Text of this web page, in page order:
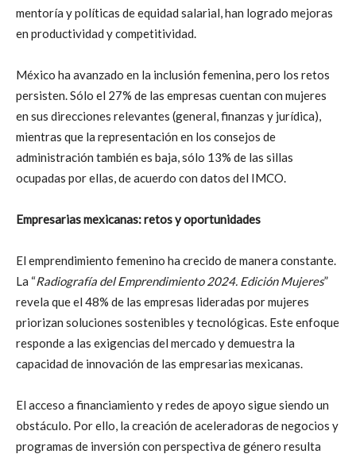
mentoría y políticas de equidad salarial, han logrado mejoras
en productividad y competitividad.
México ha avanzado en la inclusión femenina, pero los retos
persisten. Sólo el 27% de las empresas cuentan con mujeres
en sus direcciones relevantes (general, finanzas y jurídica),
mientras que la representación en los consejos de
administración también es baja, sólo 13% de las sillas
ocupadas por ellas, de acuerdo con datos del IMCO.
Empresarias mexicanas: retos y oportunidades
El emprendimiento femenino ha crecido de manera constante.
La “Radiografía del Emprendimiento 2024. Edición Mujeres”
revela que el 48% de las empresas lideradas por mujeres
priorizan soluciones sostenibles y tecnológicas. Este enfoque
responde a las exigencias del mercado y demuestra la
capacidad de innovación de las empresarias mexicanas.
El acceso a financiamiento y redes de apoyo sigue siendo un
obstáculo. Por ello, la creación de aceleradoras de negocios y
programas de inversión con perspectiva de género resulta